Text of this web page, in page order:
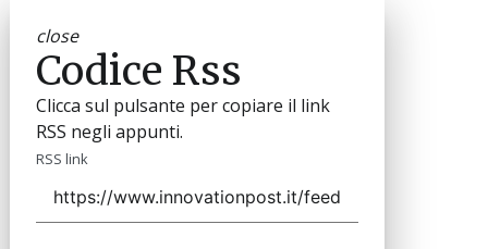
close
Codice Rss
Clicca sul pulsante per copiare il link
RSS negli appunti.
RSS link